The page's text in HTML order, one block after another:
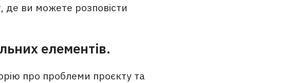
де ви можете розповісти
елементів.
про проблеми проєкту та